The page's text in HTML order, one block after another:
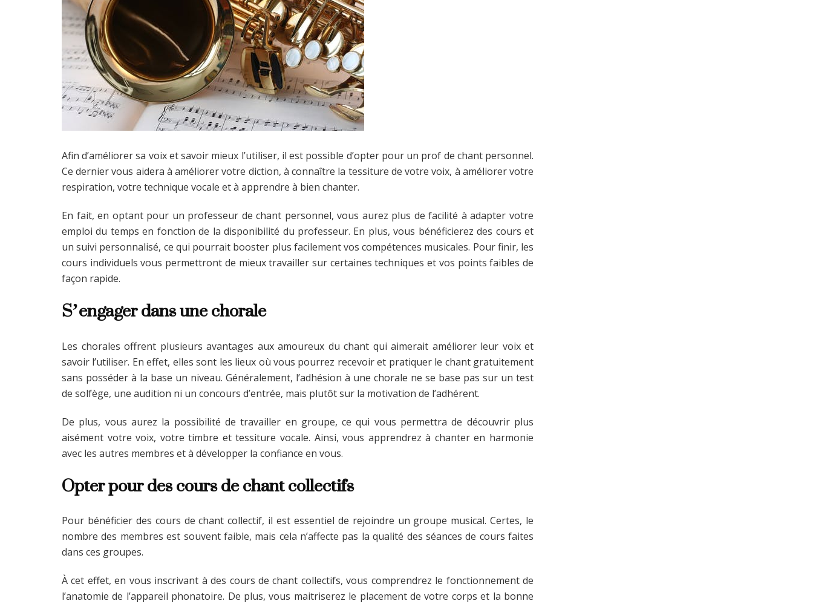
Afin d’améliorer sa voix et savoir mieux l’utiliser, il est possible d’opter pour un prof de chant personnel.
Ce dernier vous aidera à améliorer votre diction, à connaître la tessiture de votre voix, à améliorer votre
respiration, votre technique vocale et à apprendre à bien chanter.
En fait, en optant pour un professeur de chant personnel, vous aurez plus de facilité à adapter votre
emploi du temps en fonction de la disponibilité du professeur. En plus, vous bénéficierez des cours et
un suivi personnalisé, ce qui pourrait booster plus facilement vos compétences musicales. Pour finir, les
cours individuels vous permettront de mieux travailler sur certaines techniques et vos points faibles de
façon rapide.
S’engager dans une chorale
Les chorales offrent plusieurs avantages aux amoureux du chant qui aimerait améliorer leur voix et
savoir l’utiliser. En effet, elles sont les lieux où vous pourrez recevoir et pratiquer le chant gratuitement
sans posséder à la base un niveau. Généralement, l’adhésion à une chorale ne se base pas sur un test
de solfège, une audition ni un concours d’entrée, mais plutôt sur la motivation de l’adhérent.
De plus, vous aurez la possibilité de travailler en groupe, ce qui vous permettra de découvrir plus
aisément votre voix, votre timbre et tessiture vocale. Ainsi, vous apprendrez à chanter en harmonie
avec les autres membres et à développer la confiance en vous.
Opter pour des cours de chant collectifs
Pour bénéficier des cours de chant collectif, il est essentiel de rejoindre un groupe musical. Certes, le
nombre des membres est souvent faible, mais cela n’affecte pas la qualité des séances de cours faites
dans ces groupes.
À cet effet, en vous inscrivant à des cours de chant collectifs, vous comprendrez le fonctionnement de
l’anatomie de l’appareil phonatoire. De plus, vous maitriserez le placement de votre corps et la bonne